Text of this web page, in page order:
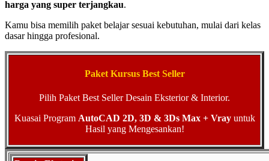
harga yang super terjangkau.
Kamu bisa memilih paket belajar sesuai kebutuhan, mulai dari kelas
dasar hingga profesional.
Paket Kursus Best Seller
Pilih Paket Best Seller Desain Eksterior & Interior.
Kuasai Program AutoCAD 2D, 3D & 3Ds Max + Vrayuntuk
Hasil yang Mengesankan!